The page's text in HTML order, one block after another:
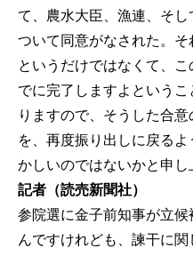
て、農水大臣、漁連、そ
ついて同意がなされた。
というだけではなくて、
でに完了しますよという
りますので、そうした合
を、再度振り出しに戻る
かしいのではないかと申し
記者（読売新聞社）
参院選に金子前知事が立
んですけれども、諫干に